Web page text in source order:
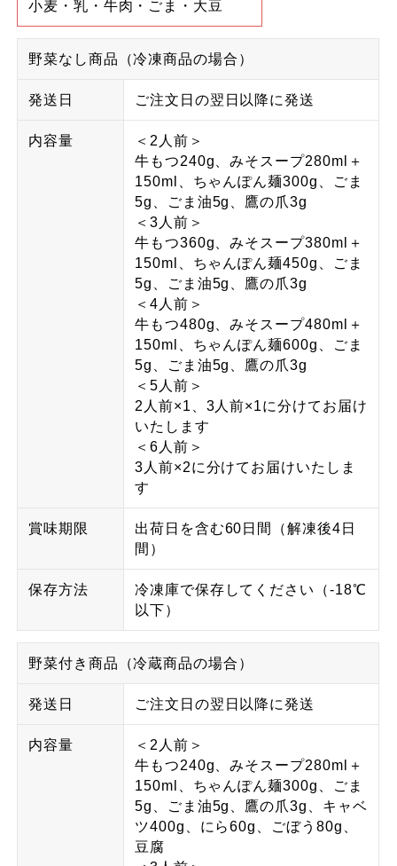
小麦・乳・牛肉・ごま・大豆
野菜なし商品（冷凍商品の場合）
発送日 ご注文日の翌日以降に発送
内容量
＜2人前＞
牛もつ240g、みそスープ280ml＋
150ml、ちゃんぽん麺300g、ごま
5g、ごま油5g、鷹の爪3g
＜3人前＞
牛もつ360g、みそスープ380ml＋
150ml、ちゃんぽん麺450g、ごま
5g、ごま油5g、鷹の爪3g
＜4人前＞
牛もつ480g、みそスープ480ml＋
150ml、ちゃんぽん麺600g、ごま
5g、ごま油5g、鷹の爪3g
＜5人前＞
2人前×1、3人前×1に分けてお届け
いたします
＜6人前＞
3人前×2に分けてお届けいたしま
す
賞味期限
出荷日を含む60日間（解凍後4日
間）
保存方法
冷凍庫で保存してください（-18℃
以下）
野菜付き商品（冷蔵商品の場合）
発送日 ご注文日の翌日以降に発送
内容量
＜2人前＞
牛もつ240g、みそスープ280ml＋
150ml、ちゃんぽん麺300g、ごま
5g、ごま油5g、鷹の爪3g、キャベ
ツ400g、にら60g、ごぼう80g、
豆腐